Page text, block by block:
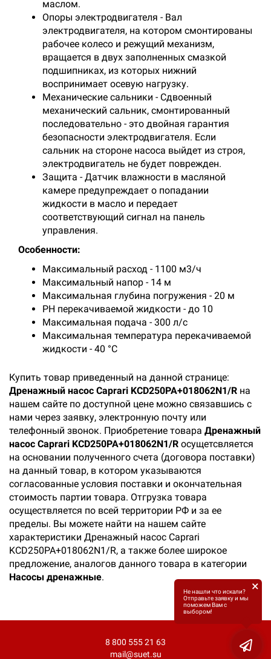
маслом.
Опоры электродвигателя - Вал
электродвигателя, на котором смонтированы
рабочее колесо и режущий механизм,
вращается в двух заполненных смазкой
подшипниках, из которых нижний
воспринимает осевую нагрузку.
Механические сальники - Сдвоенный
механический сальник, смонтированный
последовательно - это двойная гарантия
безопасности электродвигателя. Если
сальник на стороне насоса выйдет из строя,
электродвигатель не будет поврежден.
Защита - Датчик влажности в масляной
камере предупреждает о попадании
жидкости в масло и передает
соответствующий сигнал на панель
управления.
Особенности:
Максимальный расход - 1100 м3/ч
Максимальный напор - 14 м
Максимальная глубина погружения - 20 м
PH перекачиваемой жидкости - до 10
Максимальная подача - 300 л/с
Максимальная температура перекачиваемой
жидкости - 40 °С
Купить товар приведенный на данной странице:
Дренажный насос Caprari KCD250PA+018062N1/R на
нашем сайте по доступной цене можно связавшись с
нами через заявку, электронную почту или
телефонный звонок. Приобретение товара Дренажный
насос Caprari KCD250PA+018062N1/R осущетсвляется
на основании полученного счета (договора поставки)
на данный товар, в котором указываются
согласованные условия поставки и окончательная
стоимость партии товара. Отгрузка товара
осуществляется по всей территории РФ и за ее
пределы. Вы можете найти на нашем сайте
характеристики Дренажный насос Caprari
KCD250PA+018062N1/R, а также более широкое
предложение, аналогов данного товара в категории
Насосы дренажные.
8 800 555 21 63
mail@suet.su
Не нашли что искали?
Отправьте заявку и мы
поможем Вам с
выбором!
×